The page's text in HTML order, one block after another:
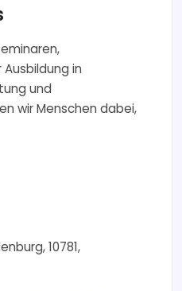
in
und
wir Menschen dabei,
10781,